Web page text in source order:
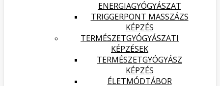
ENERGIAGYÓGYÁSZAT
TRIGGERPONT MASSZÁZS
KÉPZÉS
TERMÉSZETGYÓGYÁSZATI
KÉPZÉSEK
TERMÉSZETGYÓGYÁSZ
KÉPZÉS
ÉLETMÓDTÁBOR